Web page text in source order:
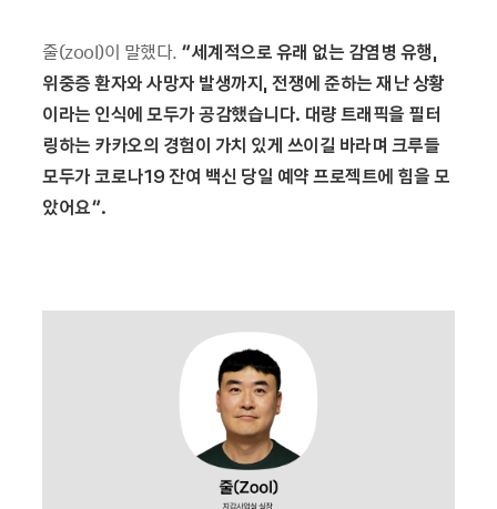
줄(zool)이 말했다. “세계적으로 유래 없는 감염병 유행,
위중증 환자와 사망자 발생까지, 전쟁에 준하는 재난 상황
이라는 인식에 모두가 공감했습니다. 대량 트래픽을 필터
링하는 카카오의 경험이 가치 있게 쓰이길 바라며 크루들
모두가 코로나19 잔여 백신 당일 예약 프로젝트에 힘을 모
았어요”.